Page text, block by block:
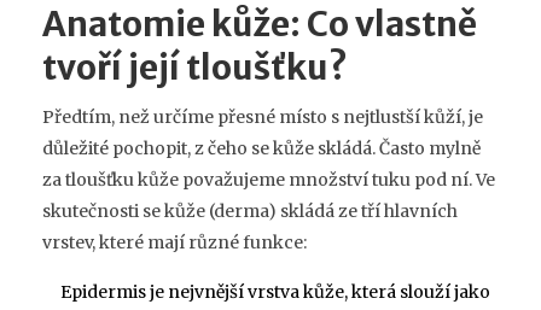
Anatomie kůže: Co vlastně
tvoří její tloušťku?
Předtím, než určíme přesné místo s nejtlustší kůží, je
důležité pochopit, z čeho se kůže skládá. Často mylně
za tloušťku kůže považujeme množství tuku pod ní. Ve
skutečnosti se kůže (derma) skládá ze tří hlavních
vrstev, které mají různé funkce:
Epidermisje nejvnější vrstva kůže, která slouží jako